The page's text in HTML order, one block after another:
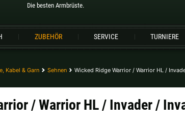
Die besten Armbrüste.
ZUBEHÖR SERVICE TURNIERE
Kabel & Garn Sehnen Wicked Ridge Warrior / Warrior HL /
/ Warrior HL / Invader /
Deutsch (DE)
wählen Sie Ihre Versandregion:
|€ Estland |€